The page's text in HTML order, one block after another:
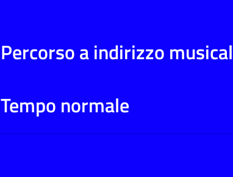
Percorso a indirizzo
Tempo normale